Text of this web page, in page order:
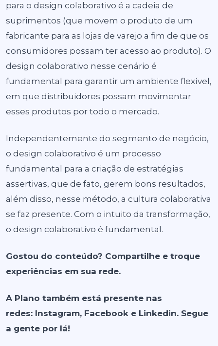
para o design colaborativo é a cadeia de
suprimentos (que movem o produto de um
fabricante para as lojas de varejo a fim de que os
consumidores possam ter acesso ao produto). O
design colaborativo nesse cenário é
fundamental para garantir um ambiente flexível,
em que distribuidores possam movimentar
esses produtos por todo o mercado.
Independentemente do segmento de negócio,
o design colaborativo é um processo
fundamental para a criação de estratégias
assertivas, que de fato, gerem bons resultados,
além disso, nesse método, a cultura colaborativa
se faz presente. Com o intuito da transformação,
o design colaborativo é fundamental.
Gostou do conteúdo? Compartilhe e troque
experiências em sua rede.
A Plano também está presente nas
redes: Instagram, Facebook e Linkedin. Segue
a gente por lá!